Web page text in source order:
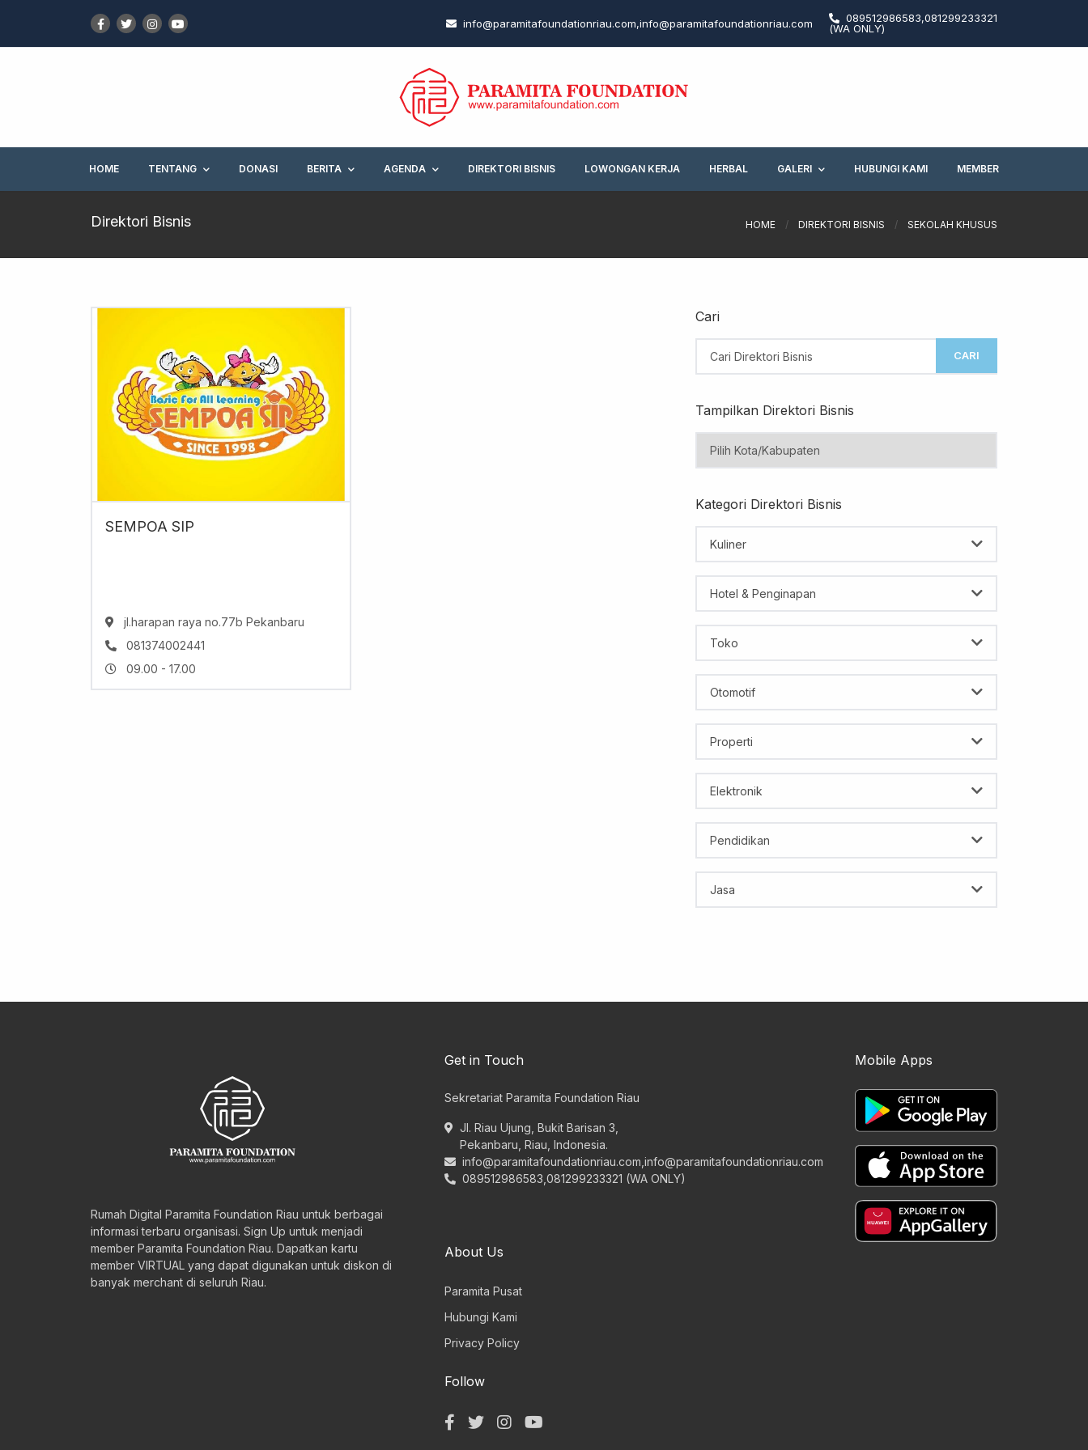
info@paramitafoundationriau.com,info@paramitafoundationriau.com
089512986583,081299233321
(WA ONLY)
HOME TENTANG DONASI BERITA AGENDA DIREKTORI BISNIS LOWONGAN KERJA HERBAL GALERI HUBUNGI KAMI MEMBER
Direktori Bisnis HOME / DIREKTORI BISNIS / SEKOLAH KHUSUS
SEMPOA SIP
jl.harapan raya no.77b Pekanbaru
081374002441
09.00 - 17.00
Cari
CARI
Tampilkan Direktori Bisnis
Kategori Direktori Bisnis
Kuliner
Hotel & Penginapan
Toko
Otomotif
Properti
Elektronik
Pendidikan
Jasa
Rumah Digital Paramita Foundation Riau untuk berbagai
informasi terbaru organisasi. Sign Up untuk menjadi
member Paramita Foundation Riau. Dapatkan kartu
member VIRTUAL yang dapat digunakan untuk diskon di
banyak merchant di seluruh Riau.
Get in Touch
Sekretariat Paramita Foundation Riau
Jl. Riau Ujung, Bukit Barisan 3,
Pekanbaru, Riau, Indonesia.
info@paramitafoundationriau.com,info@paramitafoundationriau.com
089512986583,081299233321 (WA ONLY)
Mobile Apps
About Us
Paramita Pusat
Hubungi Kami
Privacy Policy
Follow